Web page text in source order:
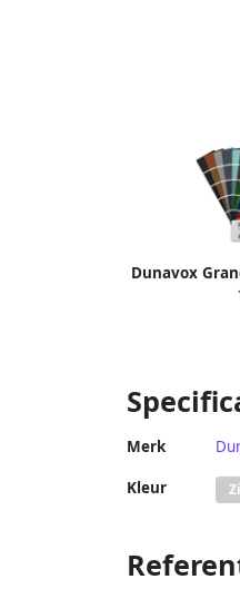
Dunavox
Merk
Kleur